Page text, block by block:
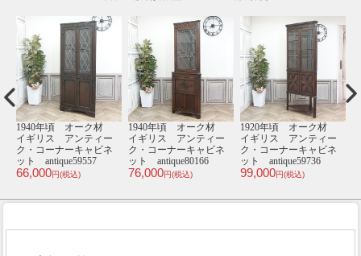
1940年頃 オーク材
イギリス アンティー
ク・コーナーキャビネ
ット antique59557
66,000円(税込)
1940年頃 オーク材
イギリス アンティー
ク・コーナーキャビネ
ット antique80166
76,000円(税込)
1920年頃 オーク材
イギリス アンティー
ク・コーナーキャビネ
ット antique59736
99,000円(税込)